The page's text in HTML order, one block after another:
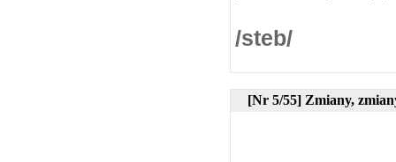
/steb/
[Nr 5/55] Zmiany,